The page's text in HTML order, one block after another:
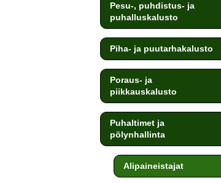
Pesu-, puhdistus- ja
puhalluskalusto
Piha- ja puutarhakalusto
Poraus- ja
piikkauskalusto
Puhaltimet ja
pölynhallinta
Alipaineistajat